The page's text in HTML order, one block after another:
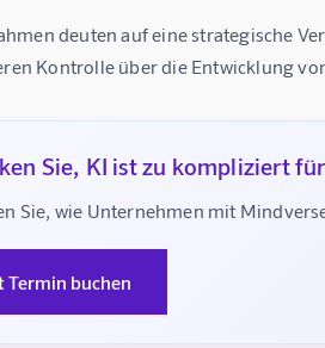
deuten auf eine strategische
Kontrolle über die Entwicklung
Sie, KI ist zu kompliziert
Sie, wie Unternehmen mit
Termin buchen